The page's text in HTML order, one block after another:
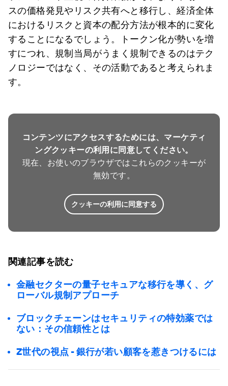
スの価格発見やリスク共有へと移行し、経済全体
におけるリスクと資本の配分方法が根本的に変化
することになるでしょう。トークン化が勢いを増
すにつれ、規制当局がうまく規制できるのはテク
ノロジーではなく、その活動であると考えられま
す。
コンテンツにアクセスするためには、マーケティ
ングクッキーの利用に同意してください。
現在、お使いのブラウザではこれらのクッキーが
無効です。
クッキーの利用に同意する
関連記事を読む
金融セクターの量子セキュアな移行を導く、グ
ローバル規制アプローチ
ブロックチェーンはセキュリティの特効薬では
ない：その信頼性とは
Z世代の視点 - 銀行が若い顧客を惹きつけるには